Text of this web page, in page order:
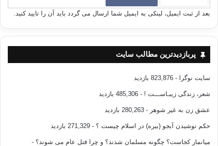
بعد از ثبت ایمیل، لینکی به ایمیل شما ارسال می گردد باید آن را تایید کنید.
پربازدیدترین مطالب سایت
سایت نوگرا - 823,876 بازدید
شعر، زندگی زیبـاســـت ! - 485,306 بازدید
عشق زن به غیر شوهر - 280,263 بازدید
حکم نوشیدن آبجو (بیره) در اسلام چیست ؟ - 271,329 بازدید
میانمار کجاست؟ چگونه مسلمان شدند؟ و چرا قتل عام می شوند؟ -